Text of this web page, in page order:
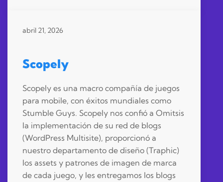
abril 21, 2026
Scopely
Scopely es una macro compañía de juegos
para mobile, con éxitos mundiales como
Stumble Guys. Scopely nos confió a Omitsis
la implementación de su red de blogs
(WordPress Multisite), proporcionó a
nuestro departamento de diseño (Traphic)
los assets y patrones de imagen de marca
de cada juego, y les entregamos los blogs